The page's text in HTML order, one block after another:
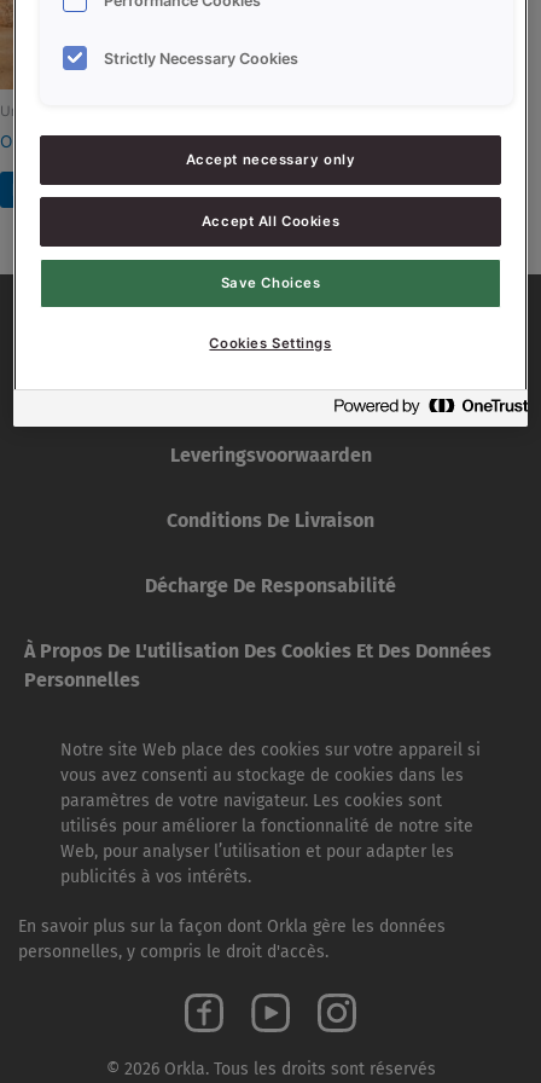
Uncategorized
ORIGIN CAMPAGNE SEIGLE
Read more
Leveringsvoorwaarden
Conditions De Livraison
Décharge De Responsabilité
À Propos De L'utilisation Des Cookies Et Des Données
Personnelles
Notre site Web place des cookies sur votre appareil si
vous avez consenti au stockage de cookies dans les
paramètres de votre navigateur. Les cookies sont
utilisés pour améliorer la fonctionnalité de notre site
Web, pour analyser l’utilisation et pour adapter les
publicités à vos intérêts.
En savoir plus sur la façon dont Orkla gère les données
personnelles, y compris le droit d'accès.
© 2026 Orkla. Tous les droits sont réservés
Strictly Necessary Cookies
Accept necessary only
Accept All Cookies
Save Choices
Cookies Settings